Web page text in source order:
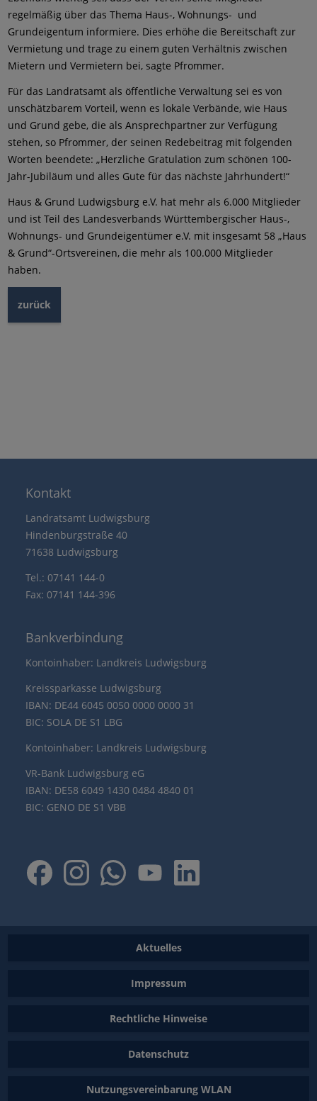
regelmäßig über das Thema Haus-, Wohnungs- und
Grundeigentum informiere. Dies erhöhe die Bereitschaft zur
Vermietung und trage zu einem guten Verhältnis zwischen
Mietern und Vermietern bei, sagte Pfrommer.
Für das Landratsamt als öffentliche Verwaltung sei es von
unschätzbarem Vorteil, wenn es lokale Verbände, wie Haus
und Grund gebe, die als Ansprechpartner zur Verfügung
stehen, so Pfrommer, der seinen Redebeitrag mit folgenden
Worten beendete: „Herzliche Gratulation zum schönen 100-
Jahr-Jubiläum und alles Gute für das nächste Jahrhundert!“
Haus & Grund Ludwigsburg e.V. hat mehr als 6.000 Mitglieder
und ist Teil des Landesverbands Württembergischer Haus-,
Wohnungs- und Grundeigentümer e.V. mit insgesamt 58 „Haus
& Grund“-Ortsvereinen, die mehr als 100.000 Mitglieder
haben.
zurück
Kontakt
Landratsamt Ludwigsburg
Hindenburgstraße 40
71638 Ludwigsburg
Tel.: 07141 144-0
Fax: 07141 144-396
Bankverbindung
Kontoinhaber: Landkreis Ludwigsburg
Kreissparkasse Ludwigsburg
IBAN: DE44 6045 0050 0000 0000 31
BIC: SOLA DE S1 LBG
Kontoinhaber: Landkreis Ludwigsburg
VR-Bank Ludwigsburg eG
IBAN: DE58 6049 1430 0484 4840 01
BIC: GENO DE S1 VBB
Aktuelles
Impressum
Rechtliche Hinweise
Datenschutz
Nutzungsvereinbarung WLAN